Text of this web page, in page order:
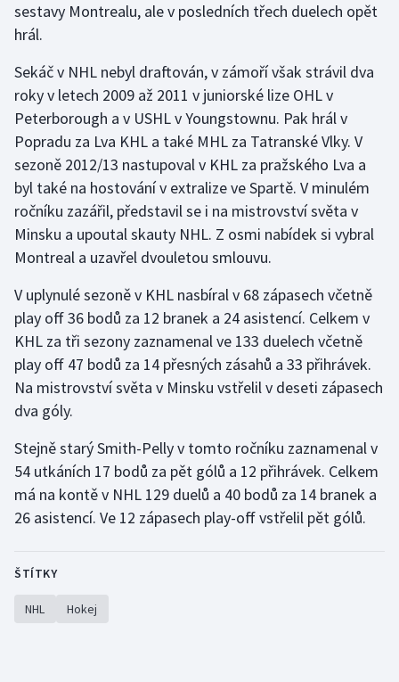
Lezení
Moderní pětiboj
Motorsport
Olympijské hry
Parasport
Plážový volejbal
Ragby
Rychlobruslení
Rychlostní kanoistika
Short track
Sportovní střelba
Stolní tenis
Triatlon
sestavy Montrealu, ale v posledních třech duelech opět
hrál.
Sekáč v NHL nebyl draftován, v zámoří však strávil dva
roky v letech 2009 až 2011 v juniorské lize OHL v
Peterborough a v USHL v Youngstownu. Pak hrál v
Popradu za Lva KHL a také MHL za Tatranské Vlky. V
sezoně 2012/13 nastupoval v KHL za pražského Lva a
byl také na hostování v extralize ve Spartě. V minulém
ročníku zazářil, představil se i na mistrovství světa v
Minsku a upoutal skauty NHL. Z osmi nabídek si vybral
Montreal a uzavřel dvouletou smlouvu.
V uplynulé sezoně v KHL nasbíral v 68 zápasech včetně
play off 36 bodů za 12 branek a 24 asistencí. Celkem v
KHL za tři sezony zaznamenal ve 133 duelech včetně
play off 47 bodů za 14 přesných zásahů a 33 přihrávek.
Na mistrovství světa v Minsku vstřelil v deseti zápasech
dva góly.
Stejně starý Smith-Pelly v tomto ročníku zaznamenal v
54 utkáních 17 bodů za pět gólů a 12 přihrávek. Celkem
má na kontě v NHL 129 duelů a 40 bodů za 14 branek a
26 asistencí. Ve 12 zápasech play-off vstřelil pět gólů.
ŠTÍTKY
NHL Hokej